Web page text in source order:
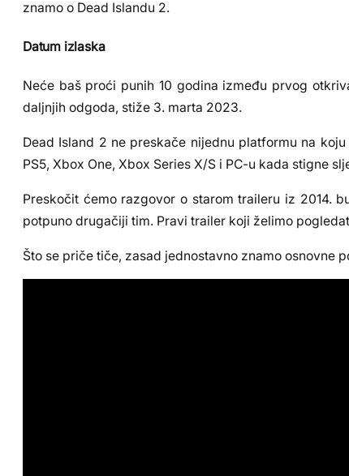
znamo o Dead Islandu 2.
Datum izlaska
Neće baš proći punih 10 godina između prvog
daljnjih odgoda, stiže 3. marta 2023.
Dead Island 2 ne preskače nijednu platformu na
PS5, Xbox One, Xbox Series X/S i PC-u kada stigne
Preskočit ćemo razgovor o starom traileru iz 2014.
potpuno drugačiji tim. Pravi trailer koji želimo
Što se priče tiče, zasad jednostavno znamo osnovne